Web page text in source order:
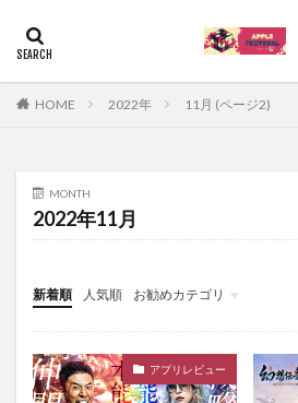
HOME 2022年 11月 (ページ2)
MONTH
2022年11月
新着順 人気順 お勧めカテゴリ
Uncategorized
アプリレビュー